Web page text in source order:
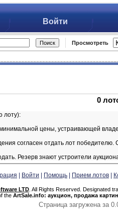
Войти
Просмотреть
0
лоту):
цены, устраивающей
согласен отдать лот
Резерв знают устроители
Войти Помощь Прием лотов
LTD . All Rights Reserved. Designated
the ArtSale.info: аукцион, продажа
Страница загружена за